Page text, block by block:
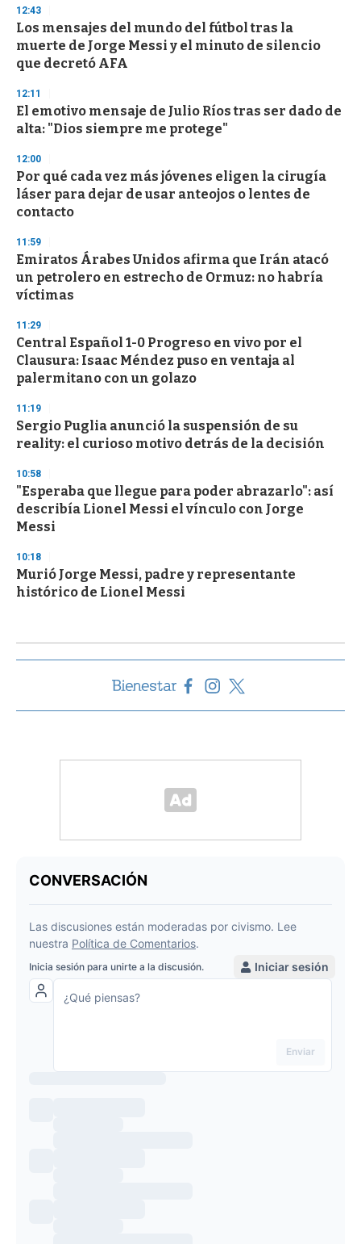
d
s
o
f
3
s
e
c
o
d
s
12:43
Los mensajes del mundo del fútbol tras la
muerte de Jorge Messi y el minuto de silencio
que decretó AFA
12:11
El emotivo mensaje de Julio Ríos tras ser dado de
alta: "Dios siempre me protege"
12:00
Por qué cada vez más jóvenes eligen la cirugía
láser para dejar de usar anteojos o lentes de
contacto
11:59
Emiratos Árabes Unidos afirma que Irán atacó
un petrolero en estrecho de Ormuz: no habría
víctimas
11:29
Central Español 1-0 Progreso en vivo por el
Clausura: Isaac Méndez puso en ventaja al
palermitano con un golazo
11:19
Sergio Puglia anunció la suspensión de su
reality: el curioso motivo detrás de la decisión
10:58
"Esperaba que llegue para poder abrazarlo": así
describía Lionel Messi el vínculo con Jorge
Messi
10:18
Murió Jorge Messi, padre y representante
histórico de Lionel Messi